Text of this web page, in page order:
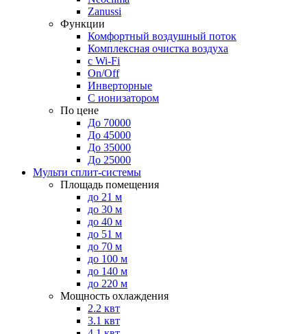
Zanussi
Функции
Комфортный воздушный поток
Комплексная очистка воздуха
с Wi-Fi
On/Off
Инверторные
С ионизатором
По цене
До 70000
До 45000
До 35000
До 25000
Мульти сплит-системы
Площадь помещения
до 21 м
до 30 м
до 40 м
до 51 м
до 70 м
до 100 м
до 140 м
до 220 м
Мощность охлаждения
2.2 квт
3.1 квт